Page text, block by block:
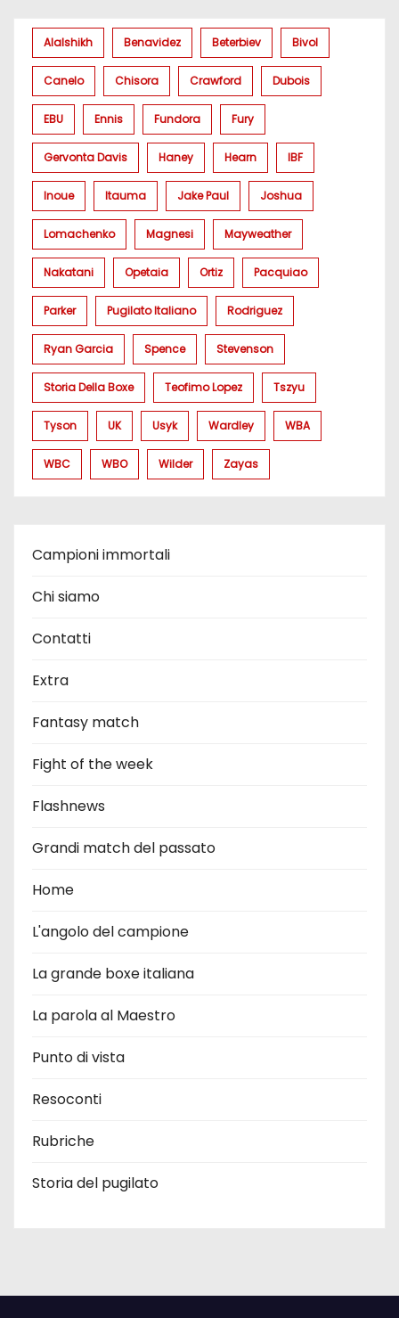
Alalshikh Benavidez Beterbiev Bivol
Canelo Chisora Crawford Dubois
EBU Ennis Fundora Fury
Gervonta Davis Haney Hearn IBF
Inoue Itauma Jake Paul Joshua
Lomachenko Magnesi Mayweather
Nakatani Opetaia Ortiz Pacquiao
Parker Pugilato Italiano Rodriguez
Ryan Garcia Spence Stevenson
Storia Della Boxe Teofimo Lopez Tszyu
Tyson UK Usyk Wardley WBA
WBC WBO Wilder Zayas
Campioni immortali
Chi siamo
Contatti
Extra
Fantasy match
Fight of the week
Flashnews
Grandi match del passato
Home
L'angolo del campione
La grande boxe italiana
La parola al Maestro
Punto di vista
Resoconti
Rubriche
Storia del pugilato